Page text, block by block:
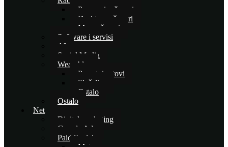
Prenosni računari
Desktop računari
Mac računari
Software i servisi
AI
Social Media
Wearables
Pametni satovi
Slušalice
Ostalo
Ostalo
Net
Digital marketing
Google Ads
Paid Social